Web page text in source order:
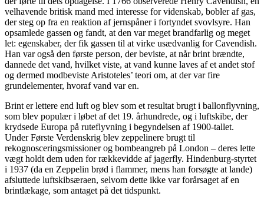
velhavende britisk mand med interesse for videnskab, bobler af gas,
der steg op fra en reaktion af jernspåner i fortyndet svovlsyre. Han
opsamlede gassen og fandt, at den var meget brandfarlig og meget
let: egenskaber, der fik gassen til at virke usædvanlig for Cavendish.
Han var også den første person, der beviste, at når brint brændte,
dannede det vand, hvilket viste, at vand kunne laves af et andet stof
og dermed modbeviste Aristoteles’ teori om, at der var fire
grundelementer, hvoraf vand var en.
Brint er lettere end luft og blev som et resultat brugt i ballonflyvning,
som blev populær i løbet af det 19. århundrede, og i luftskibe, der
krydsede Europa på ruteflyvning i begyndelsen af 1900-tallet.
Under Første Verdenskrig blev zeppelinere brugt til
rekognosceringsmissioner og bombeangreb på London – deres lette
vægt holdt dem uden for rækkevidde af jagerfly. Hindenburg-styrtet
i 1937 (da en Zeppelin brød i flammer, mens han forsøgte at lande)
afsluttede luftskibsæraen, selvom dette ikke var forårsaget af en
brintlækage, som antaget på det tidspunkt.